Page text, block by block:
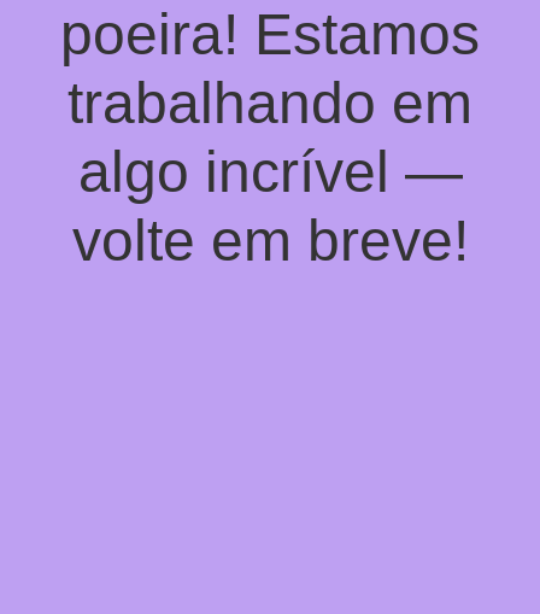
poeira! Estamos
trabalhando em
algo incrível —
volte em breve!